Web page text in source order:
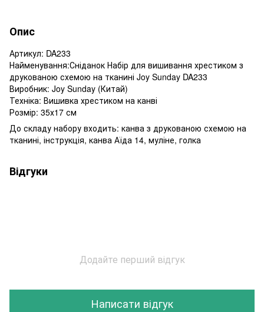
Опис
Артикул: DA233
Найменування:Сніданок Набір для вишивання хрестиком з
друкованою схемою на тканині Joy Sunday DA233
Виробник: Joy Sunday (Китай)
Техніка: Вишивка хрестиком на канві
Розмір: 35х17 см
До складу набору входить: канва з друкованою схемою на
тканині, інструкція, канва Аїда 14, муліне, голка
Відгуки
Додайте перший відгук
Написати відгук